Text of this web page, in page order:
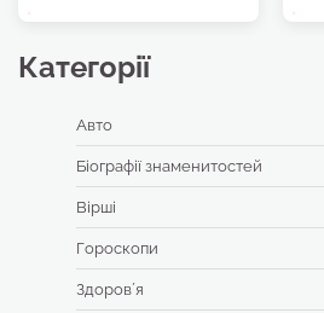
Категорії
Авто
Біографії знаменитостей
Вірші
Гороскопи
Здоровʼя